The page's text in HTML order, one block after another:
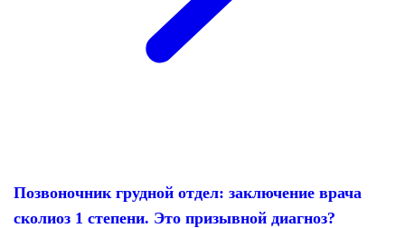
Позвоночник грудной отдел: заключение врача
сколиоз 1 степени. Это призывной диагноз?